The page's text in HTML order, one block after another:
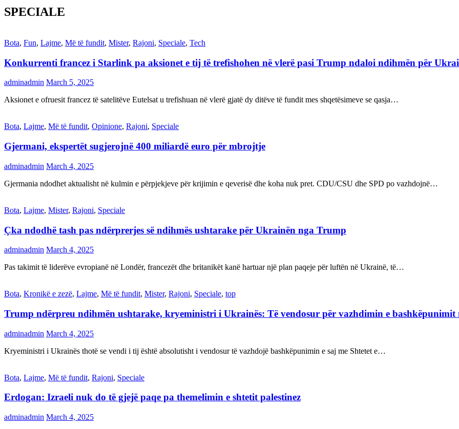
SPECIALE
Bota, Fun, Lajme, Më të fundit, Mister, Rajoni, Speciale, Tech
Konkurrenti francez i Starlink pa aksionet e tij të trefishohen në vlerë pasi Trump ndaloi ndihmën për
adminadmin March 5, 2025
Aksionet e ofruesit francez të satelitëve Eutelsat u trefishuan në vlerë gjatë dy ditëve të fundit mes shqetësimeve se qasja…
Bota, Lajme, Më të fundit, Opinione, Rajoni, Speciale
Gjermani, ekspertët sugjerojnë 400 miliardë euro për mbrojtje
adminadmin March 4, 2025
Gjermania ndodhet aktualisht në kulmin e përpjekjeve për krijimin e qeverisë dhe koha nuk pret. CDU/CSU dhe SPD po vazhdojnë…
Bota, Lajme, Mister, Rajoni, Speciale
Çka ndodhë tash pas ndërprerjes së ndihmës ushtarake për Ukrainën nga Trump
adminadmin March 4, 2025
Pas takimit të liderëve evropianë në Londër, francezët dhe britanikët kanë hartuar një plan paqeje për luftën në Ukrainë, të…
Bota, Kronikë e zezë, Lajme, Më të fundit, Mister, Rajoni, Speciale, top
Trump ndërpreu ndihmën ushtarake, kryeministri i Ukrainës: Të vendosur për vazhdimin e bashkëpunimit
adminadmin March 4, 2025
Kryeministri i Ukrainës thotë se vendi i tij është absolutisht i vendosur të vazhdojë bashkëpunimin e saj me Shtetet e…
Bota, Lajme, Më të fundit, Rajoni, Speciale
Erdogan: Izraeli nuk do të gjejë paqe pa themelimin e shtetit palestinez
adminadmin March 4, 2025